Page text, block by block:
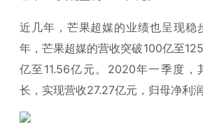
近几年，芒果超媒的业绩也呈现稳
年，芒果超媒的营收突破100亿至
亿至11.56亿元。2020年一季度，
长，实现营收27.27亿元，归母净利